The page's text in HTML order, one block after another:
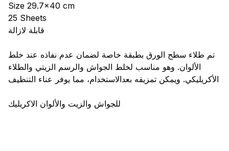
Size 29.7x40 cm
25 Sheets
تم طلاء سطح الورق بطبقة خاصة لضمان عدم نفاذه عند خلط
الألوان. وهو مناسب لخلط الجواش والرسم الزيتي والطلاء
الأكريليكي. ويمكن تمزيقه بعدالاستخدام، مما يوفر عناء التنظيف